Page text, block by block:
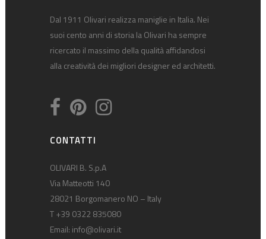
Dal 1911 Olivari realizza maniglie in Italia. Nei
suoi cento anni di storia la Olivari ha sempre
ricercato il massimo della qualità affidandosi
alla creatività dei migliori designer ed architetti.
CONTATTI
OLIVARI B. S.p.A
Via Matteotti 140
28021 Borgomanero NO – Italy
T +39 0322 835080
Email: info@olivari.it